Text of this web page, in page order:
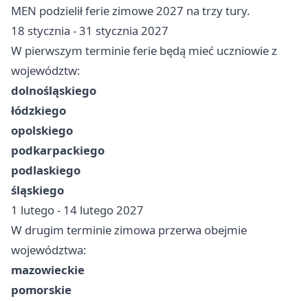
MEN podzielił ferie zimowe 2027 na trzy tury.
18 stycznia - 31 stycznia 2027
W pierwszym terminie ferie będą mieć uczniowie z
województw:
dolnośląskiego
łódzkiego
opolskiego
podkarpackiego
podlaskiego
śląskiego
1 lutego - 14 lutego 2027
W drugim terminie zimowa przerwa obejmie
województwa:
mazowieckie
pomorskie